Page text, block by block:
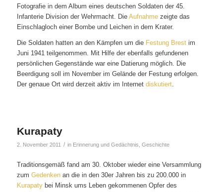
Fotografie in dem Album eines deutschen Soldaten der 45.
Infanterie Division der Wehrmacht. Die Aufnahmezeigte das
Einschlagloch einer Bombe und Leichen in dem Krater.
Die Soldaten hatten an den Kämpfen um die Festung Brestim
Juni 1941 teilgenommen. Mit Hilfe der ebenfalls gefundenen
persönlichen Gegenstände war eine Datierung möglich. Die
Beerdigung soll im November im Gelände der Festung erfolgen.
Der genaue Ort wird derzeit aktiv im Internet diskutiert.
Kurapaty
2. November 2011 / in Erinnerung und Gedächtnis Geschichte
Traditionsgemäß fand am 30. Oktober wieder eine Versammlung
zum Gedenkenan die in den 30er Jahren bis zu 200.000 in
Kurapatybei Minsk ums Leben gekommenen Opfer des